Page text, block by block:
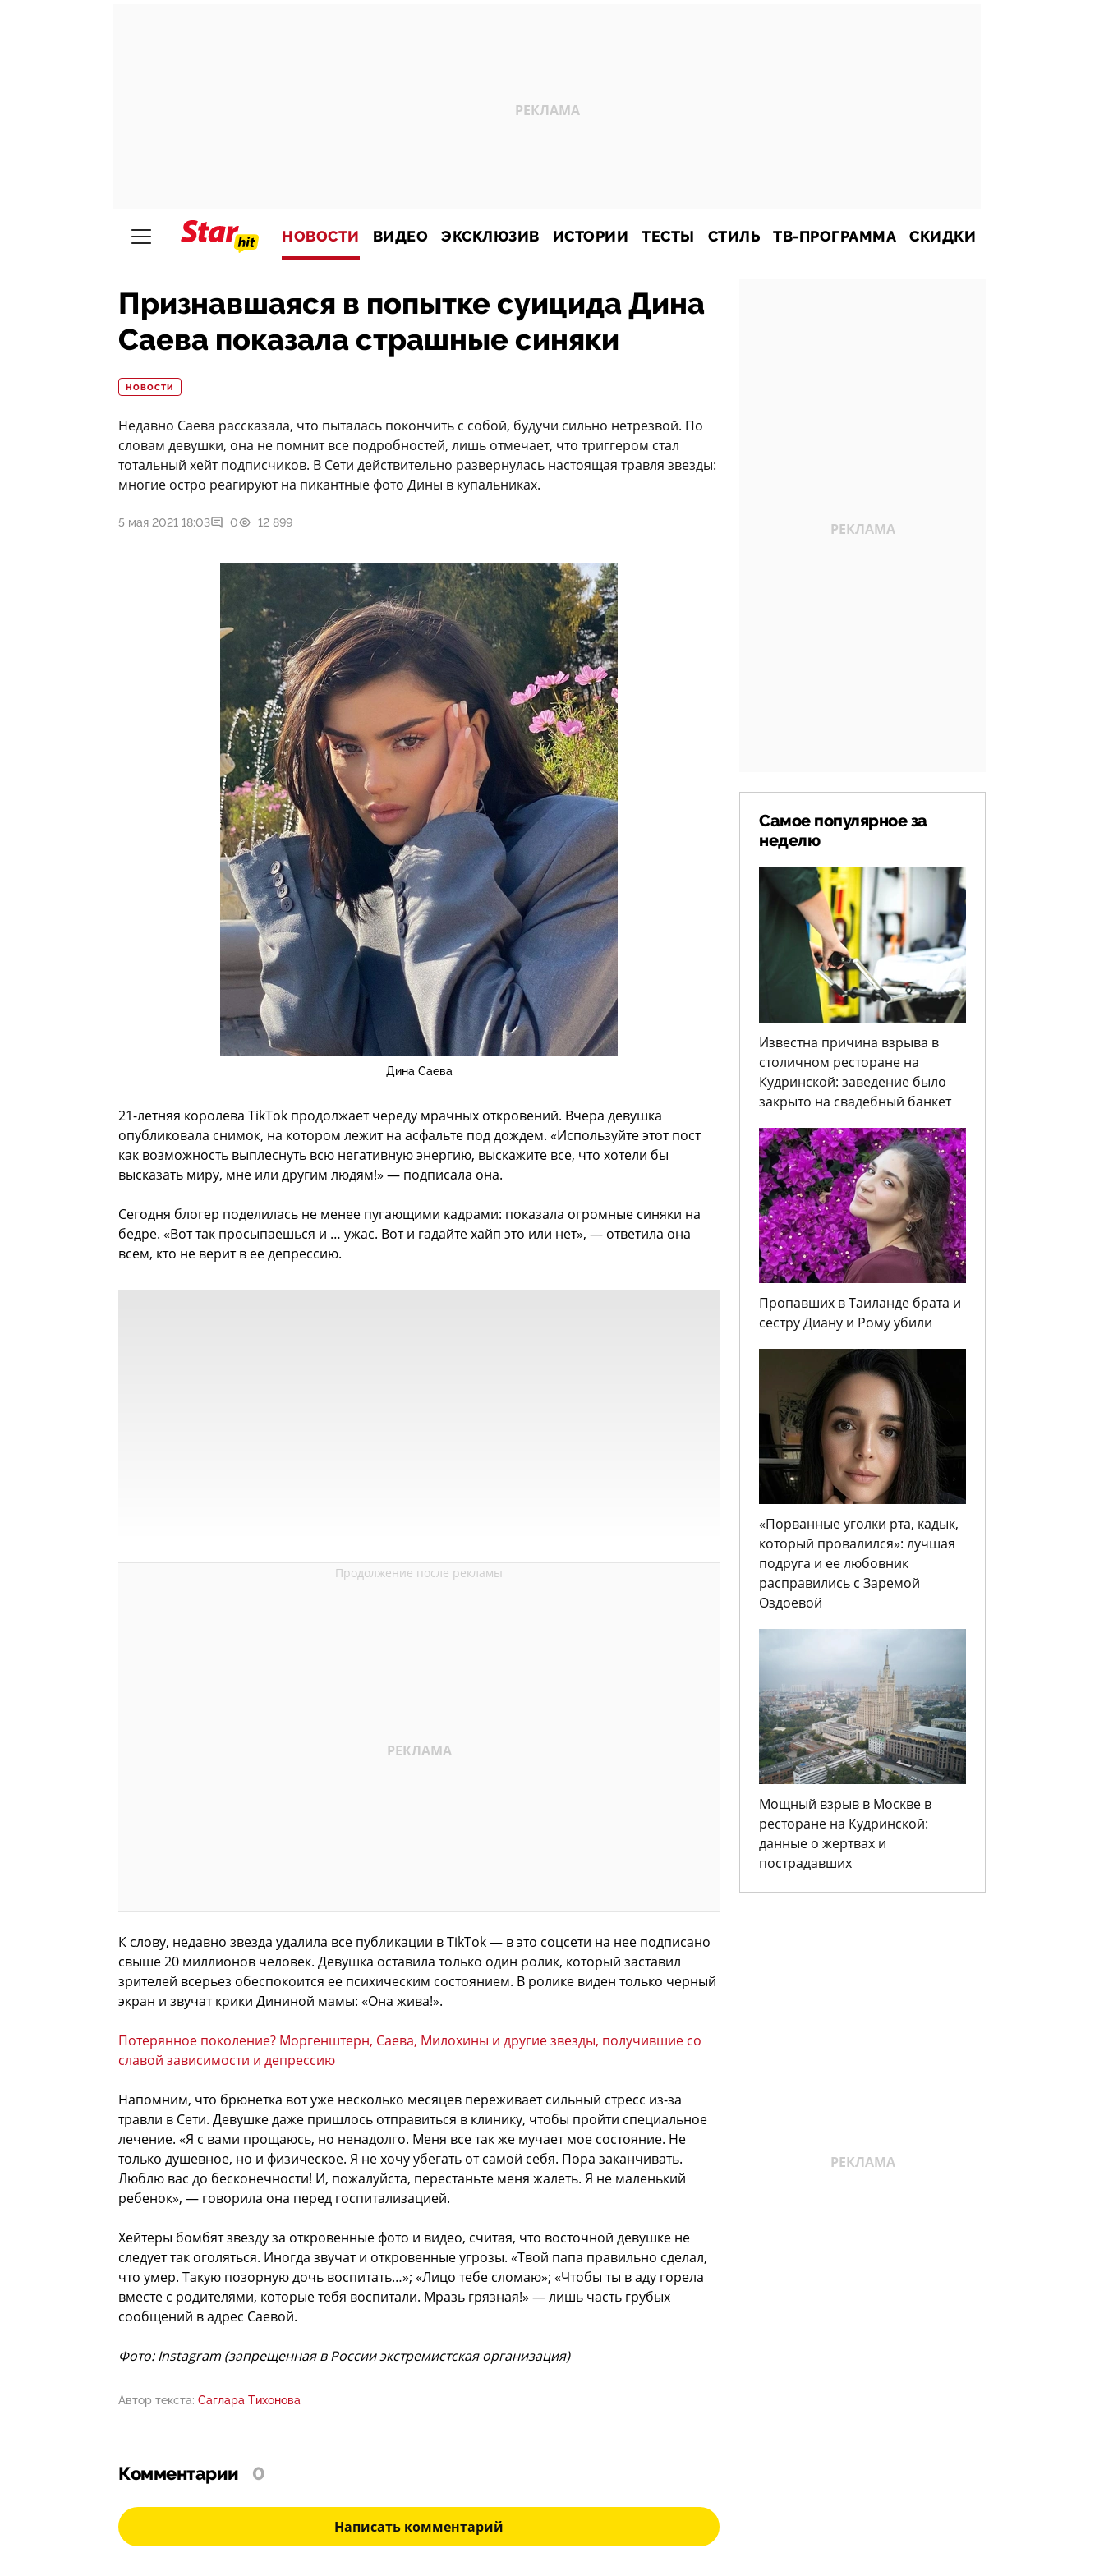
НОВОСТИ ВИДЕО ЭКСКЛЮЗИВ ИСТОРИИ ТЕСТЫ СТИЛЬ ТВ-ПРОГРАММА СКИДКИ
Признавшаяся в попытке суицида Дина
Саева показала страшные синяки
НОВОСТИ
Недавно Саева рассказала, что пыталась покончить с собой, будучи сильно нетрезвой. По
словам девушки, она не помнит все подробностей, лишь отмечает, что триггером стал
тотальный хейт подписчиков. В Сети действительно развернулась настоящая травля звезды:
многие остро реагируют на пикантные фото Дины в купальниках.
5 мая 2021 18:03 0 12 899
Дина Саева
21-летняя королева TikTok продолжает череду мрачных откровений. Вчера девушка
опубликовала снимок, на котором лежит на асфальте под дождем. «Используйте этот пост
как возможность выплеснуть всю негативную энергию, выскажите все, что хотели бы
высказать миру, мне или другим людям!» — подписала она.
Сегодня блогер поделилась не менее пугающими кадрами: показала огромные синяки на
бедре. «Вот так просыпаешься и … ужас. Вот и гадайте хайп это или нет», — ответила она
всем, кто не верит в ее депрессию.
К слову, недавно звезда удалила все публикации в TikTok — в это соцсети на нее подписано
свыше 20 миллионов человек. Девушка оставила только один ролик, который заставил
зрителей всерьез обеспокоится ее психическим состоянием. В ролике виден только черный
экран и звучат крики Дининой мамы: «Она жива!».
Потерянное поколение? Моргенштерн, Саева, Милохины и другие звезды, получившие со
славой зависимости и депрессию
Напомним, что брюнетка вот уже несколько месяцев переживает сильный стресс из-за
травли в Сети. Девушке даже пришлось отправиться в клинику, чтобы пройти специальное
лечение. «Я с вами прощаюсь, но ненадолго. Меня все так же мучает мое состояние. Не
только душевное, но и физическое. Я не хочу убегать от самой себя. Пора заканчивать.
Люблю вас до бесконечности! И, пожалуйста, перестаньте меня жалеть. Я не маленький
ребенок», — говорила она перед госпитализацией.
Хейтеры бомбят звезду за откровенные фото и видео, считая, что восточной девушке не
следует так оголяться. Иногда звучат и откровенные угрозы. «Твой папа правильно сделал,
что умер. Такую позорную дочь воспитать…»; «Лицо тебе сломаю»; «Чтобы ты в аду горела
вместе с родителями, которые тебя воспитали. Мразь грязная!» — лишь часть грубых
сообщений в адрес Саевой.
Фото: Instagram (запрещенная в России экстремистская организация)
Автор текста: Саглара Тихонова
Комментарии 0
Написать комментарий
Самое популярное за
неделю
Известна причина взрыва в
столичном ресторане на
Кудринской: заведение было
закрыто на свадебный банкет
Пропавших в Таиланде брата и
сестру Диану и Рому убили
«Порванные уголки рта, кадык,
который провалился»: лучшая
подруга и ее любовник
расправились с Заремой
Оздоевой
Мощный взрыв в Москве в
ресторане на Кудринской:
данные о жертвах и
пострадавших